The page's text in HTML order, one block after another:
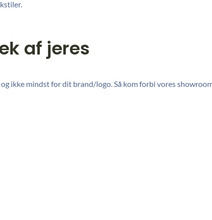
af jeres
ikke mindst for dit brand/logo. Så kom forbi vores